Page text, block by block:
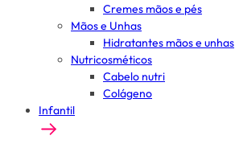
Cremes mãos e pés
Mãos e Unhas
Hidratantes mãos e unhas
Nutricosméticos
Cabelo nutri
Colágeno
Infantil